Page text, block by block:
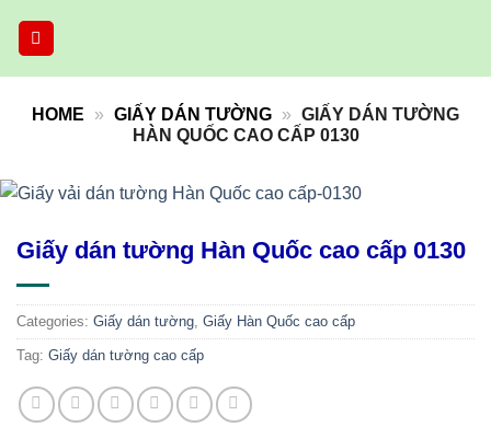
HOME » GIẤY DÁN TƯỜNG » GIẤY DÁN TƯỜNG
HÀN QUỐC CAO CẤP 0130
Giấy dán tường Hàn Quốc cao cấp 0130
Categories: Giấy dán tường, Giấy Hàn Quốc cao cấp
Tag: Giấy dán tường cao cấp